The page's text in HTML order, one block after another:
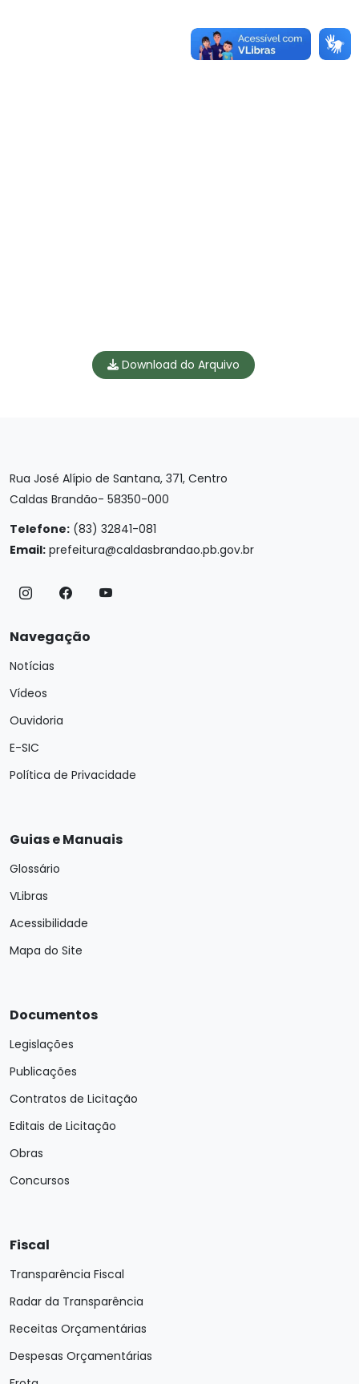
Download do Arquivo
Rua José Alípio de Santana, 371, Centro
Caldas Brandão- 58350-000
Telefone: (83) 32841-081
Email: prefeitura@caldasbrandao.pb.gov.br
Navegação
Notícias
Vídeos
Ouvidoria
E-SIC
Política de Privacidade
Guias e Manuais
Glossário
VLibras
Acessibilidade
Mapa do Site
Documentos
Legislações
Publicações
Contratos de Licitação
Editais de Licitação
Obras
Concursos
Fiscal
Transparência Fiscal
Radar da Transparência
Receitas Orçamentárias
Despesas Orçamentárias